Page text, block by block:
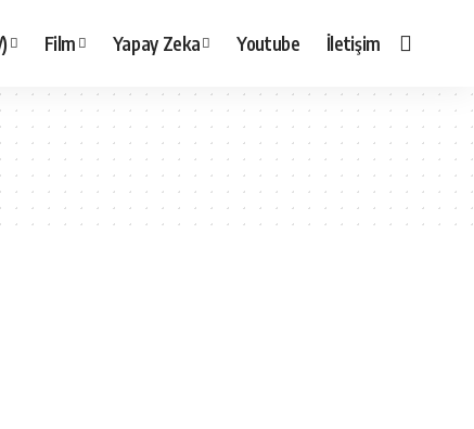
Film Yapay Zeka Youtube İletişim